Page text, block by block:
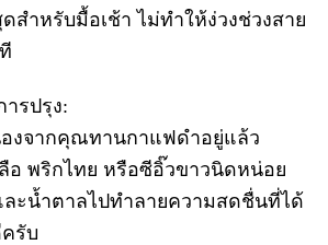
สำหรับมื้อเช้า ไม่ทำให้ง่วงช่วงสาย
รปรุง:
องจากคุณทานกาแฟดำอยู่แล้ว
ลือ พริกไทย หรือซีอิ๊วขาวนิดหน่อย
ละน้ำตาลไปทำลายความสดชื่นที่ได้
รับ